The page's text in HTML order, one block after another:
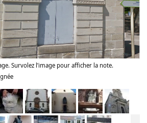
Survolez l’image pour afficher la note.